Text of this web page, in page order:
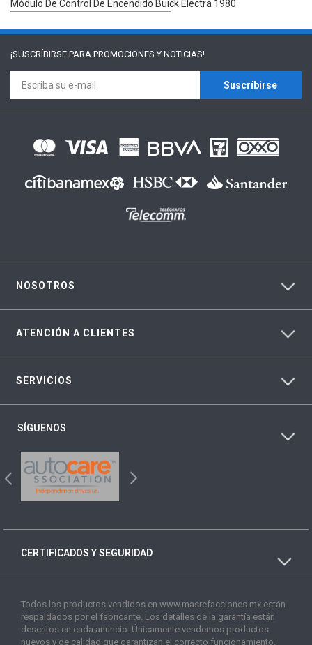
Módulo De Control De Encendido Buick Electra 1980
¡SUSCRÍBIRSE PARA PROMOCIONES Y NOTICIAS!
Suscríbirse
NOSOTROS
ATENCIÓN A CLIENTES
SERVICIOS
SÍGUENOS
CERTIFICADOS Y SEGURIDAD
Todos los productos vendidos en www.masrefacciones.mx están
respaldados por el fabricante. Los detalles de la garantía están
descritos en cada anuncio. Únicamente vendemos productos
nuevos y de calidad que garantizan el correcto funcionamiento.